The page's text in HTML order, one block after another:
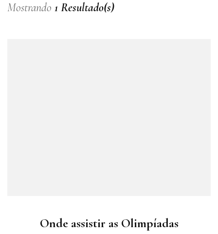
Mostrando 1 Resultado(s)
Onde assistir as Olimpíadas